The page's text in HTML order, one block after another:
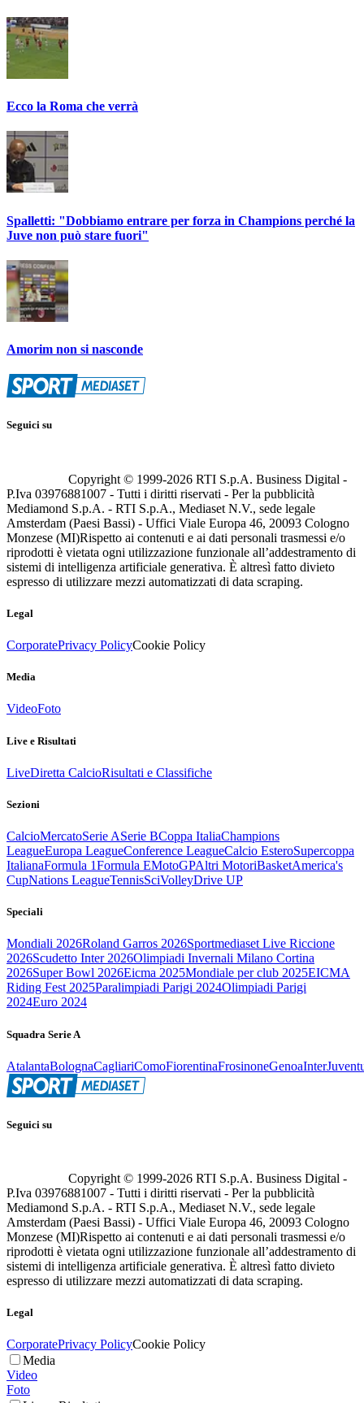
Ecco la Roma che verrà
Spalletti: "Dobbiamo entrare per forza in Champions perché la
Juve non può stare fuori"
Amorim non si nasconde
Seguici su
Copyright © 1999-2026 RTI S.p.A. Business Digital -
P.Iva 03976881007 - Tutti i diritti riservati - Per la pubblicità
Mediamond S.p.A. - RTI S.p.A., Mediaset N.V., sede legale
Amsterdam (Paesi Bassi) - Uffici Viale Europa 46, 20093 Cologno
Monzese (MI)Rispetto ai contenuti e ai dati personali trasmessi e/o
riprodotti è vietata ogni utilizzazione funzionale all’addestramento di
sistemi di intelligenza artificiale generativa. È altresì fatto divieto
espresso di utilizzare mezzi automatizzati di data scraping.
Legal
CorporatePrivacy PolicyCookie Policy
Media
VideoFoto
Live e Risultati
LiveDiretta CalcioRisultati e Classifiche
Sezioni
CalcioMercatoSerie ASerie BCoppa ItaliaChampions
LeagueEuropa LeagueConference LeagueCalcio EsteroSupercoppa
ItalianaFormula 1Formula EMotoGPAltri MotoriBasketAmerica's
CupNations LeagueTennisSciVolleyDrive UP
Speciali
Mondiali 2026Roland Garros 2026Sportmediaset Live Riccione
2026Scudetto Inter 2026Olimpiadi Invernali Milano Cortina
2026Super Bowl 2026Eicma 2025Mondiale per club 2025EICMA
Riding Fest 2025Paralimpiadi Parigi 2024Olimpiadi Parigi
2024Euro 2024
Squadra Serie A
AtalantaBolognaCagliariComoFiorentinaFrosinoneGenoaInter
Seguici su
Copyright © 1999-2026 RTI S.p.A. Business Digital -
P.Iva 03976881007 - Tutti i diritti riservati - Per la pubblicità
Mediamond S.p.A. - RTI S.p.A., Mediaset N.V., sede legale
Amsterdam (Paesi Bassi) - Uffici Viale Europa 46, 20093 Cologno
Monzese (MI)Rispetto ai contenuti e ai dati personali trasmessi e/o
riprodotti è vietata ogni utilizzazione funzionale all’addestramento di
sistemi di intelligenza artificiale generativa. È altresì fatto divieto
espresso di utilizzare mezzi automatizzati di data scraping.
Legal
CorporatePrivacy PolicyCookie Policy
Media
Video
Foto